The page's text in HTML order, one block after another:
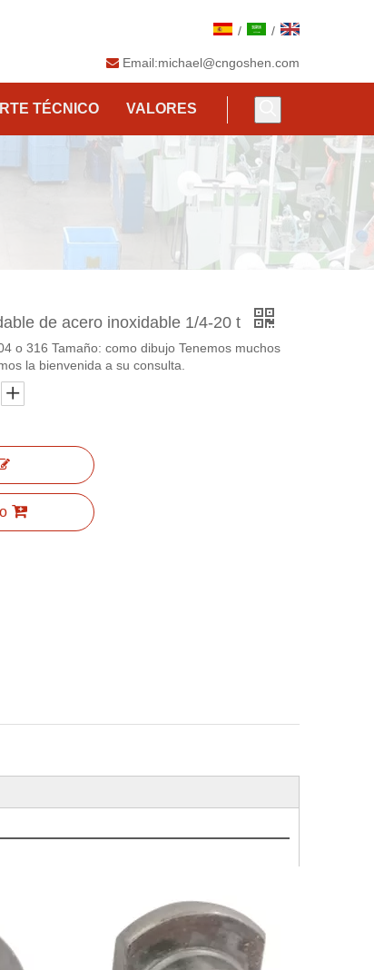
/ /
 Email:michael@cngoshen.com
TÉCNICO VALORES
de acero inoxidable 1/4-20 t
o 316 Tamaño: como dibujo Tenemos muchos
la bienvenida a su consulta.
inoxidable